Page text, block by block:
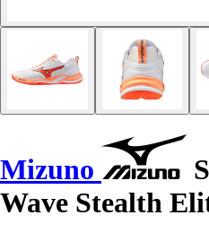
Mizuno
Wave Stealth